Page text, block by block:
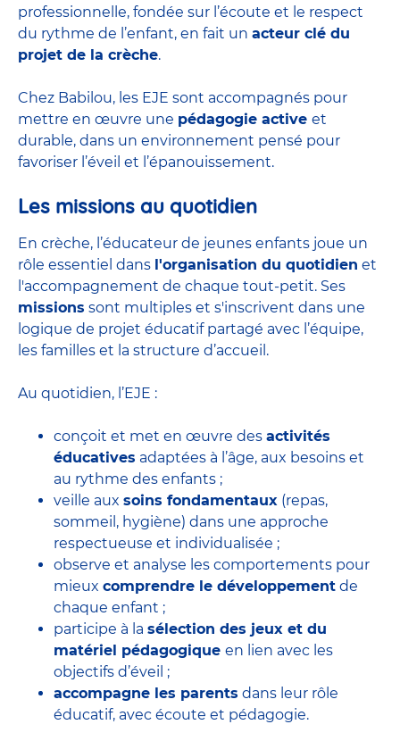
professionnelle, fondée sur l’écoute et le respect
du rythme de l’enfant, en fait un acteur clé du
projet de la crèche.
Chez Babilou, les EJE sont accompagnés pour
mettre en œuvre une pédagogie active et
durable, dans un environnement pensé pour
favoriser l’éveil et l’épanouissement.
Les missions au quotidien
En crèche, l’éducateur de jeunes enfants joue un
rôle essentiel dans l'organisation du quotidien et
l'accompagnement de chaque tout-petit. Ses
missions sont multiples et s'inscrivent dans une
logique de projet éducatif partagé avec l’équipe,
les familles et la structure d’accueil.
Au quotidien, l’EJE :
conçoit et met en œuvre des activités
éducatives adaptées à l’âge, aux besoins et
au rythme des enfants ;
veille aux soins fondamentaux (repas,
sommeil, hygiène) dans une approche
respectueuse et individualisée ;
observe et analyse les comportements pour
mieux comprendre le développement de
chaque enfant ;
participe à la sélection des jeux et du
matériel pédagogique en lien avec les
objectifs d’éveil ;
accompagne les parents dans leur rôle
éducatif, avec écoute et pédagogie.